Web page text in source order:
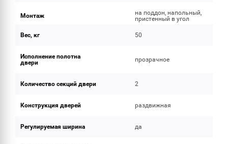
Монтаж
на поддон, напольный,
пристенный в угол
Вес, кг 50
Исполнение полотна
двери
прозрачное
Количество секций двери 2
Конструкция дверей раздвижная
Регулируемая ширина да